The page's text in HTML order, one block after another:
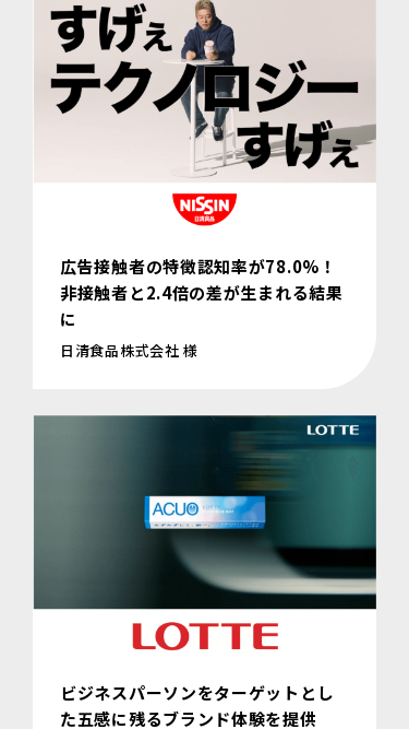
広告接触者の特徴認知率が78.0%！
非接触者と2.4倍の差が生まれる結果
に
日清食品株式会社 様
ビジネスパーソンをターゲットとし
た五感に残るブランド体験を提供